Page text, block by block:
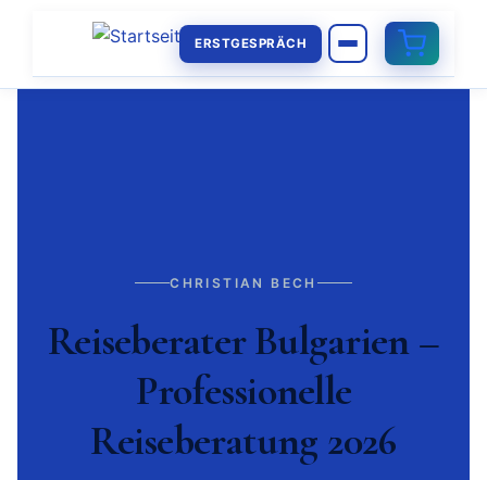
ERSTGESPRÄCH
CHRISTIAN BECH
Reiseberater Bulgarien –
Professionelle
Reiseberatung 2026